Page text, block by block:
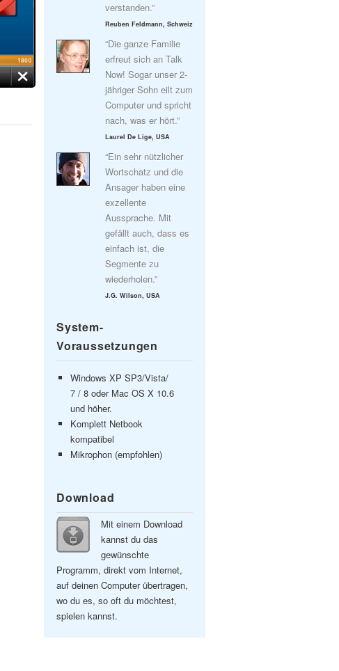
verstanden.”
Reuben Feldmann, Schweiz
“Die ganze Familie
erfreut sich an Talk
Now! Sogar unser 2-
jähriger Sohn eilt zum
Computer und spricht
nach, was er hört.”
Laurel De Lige, USA
“Ein sehr nützlicher
Wortschatz und die
Ansager haben eine
exzellente
Aussprache. Mit
gefällt auch, dass es
einfach ist, die
Segmente zu
wiederholen.”
J.G. Wilson, USA
System-
Voraussetzungen
Windows XP SP3/Vista/
7 / 8 oder Mac OS X 10.6
und höher.
Komplett Netbook
kompatibel
Mikrophon (empfohlen)
Download
Mit einem Download
kannst du das
gewünschte
Programm, direkt vom Internet,
auf deinen Computer übertragen,
wo du es, so oft du möchtest,
spielen kannst.